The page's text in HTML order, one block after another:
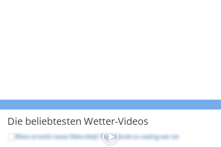
Die beliebtesten Wetter-Videos